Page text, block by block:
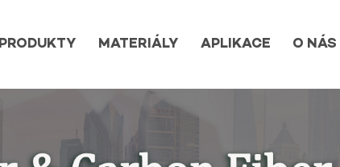
PRODUKTY MATERIÁLY APLIKACE O NÁS